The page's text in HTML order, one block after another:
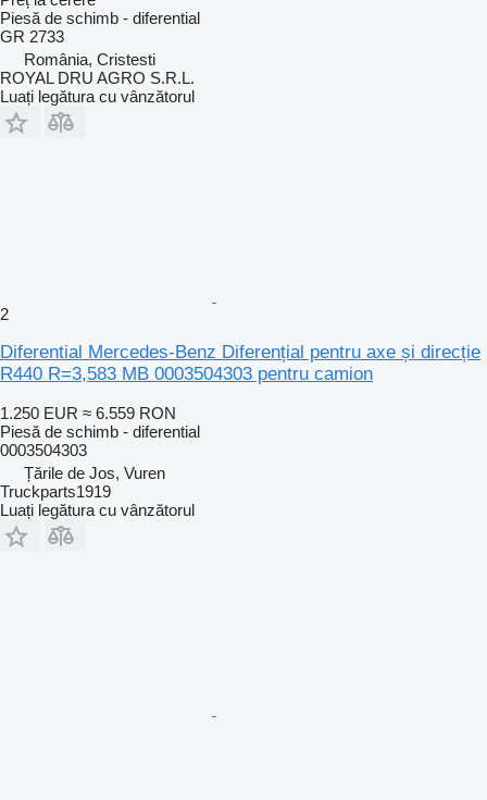
Piesă de schimb - diferential
GR 2733
România, Cristesti
ROYAL DRU AGRO S.R.L.
Luați legătura cu vânzătorul
2
Diferential Mercedes-Benz Diferențial pentru axe și direcție
R440 R=3,583 MB 0003504303 pentru camion
1.250 EUR ≈ 6.559 RON
Piesă de schimb - diferential
0003504303
Țările de Jos, Vuren
Truckparts1919
Luați legătura cu vânzătorul